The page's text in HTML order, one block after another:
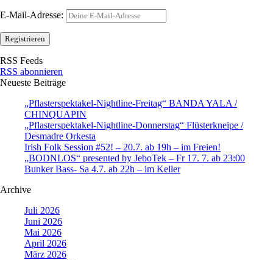
E-Mail-Adresse:
RSS Feeds
RSS abonnieren
Neueste Beiträge
„Pflasterspektakel-Nightline-Freitag“ BANDA YALA /
CHINQUAPIN
„Pflasterspektakel-Nightline-Donnerstag“ Flüsterkneipe /
Desmadre Orkesta
Irish Folk Session #52! – 20.7. ab 19h – im Freien!
„BODNLOS“ presented by JeboTek – Fr 17. 7. ab 23:00
Bunker Bass- Sa 4.7. ab 22h – im Keller
Archive
Juli 2026
Juni 2026
Mai 2026
April 2026
März 2026